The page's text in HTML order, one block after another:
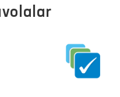
DAVLAT XIZMATLARI